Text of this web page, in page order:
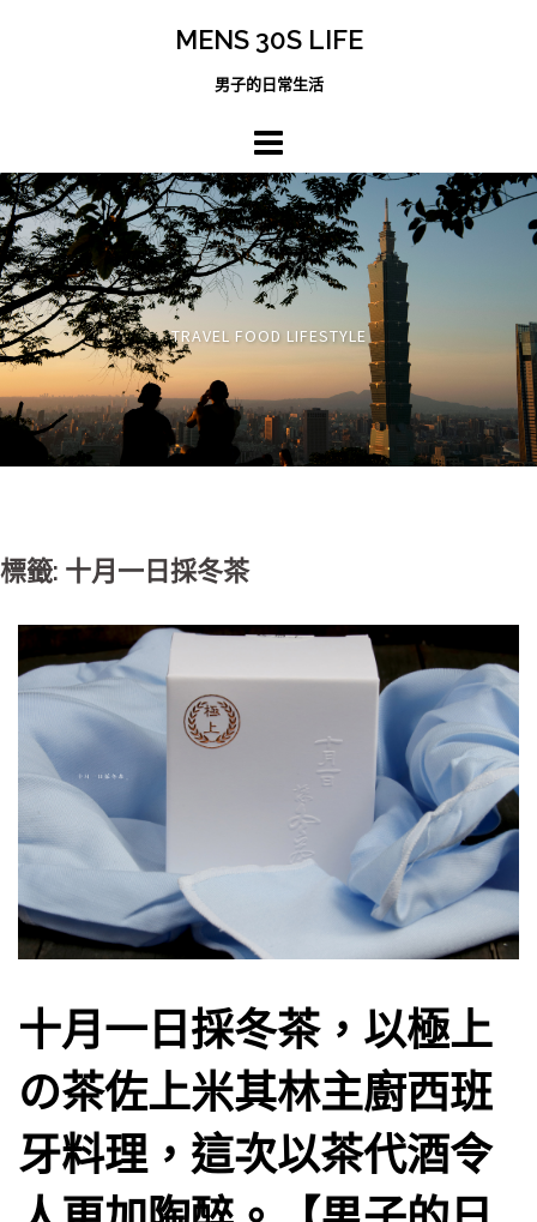
MENS 30S LIFE
男子的日常生活
TRAVEL FOOD LIFESTYLE
標籤: 十月一日採冬茶
十月一日採冬茶，以極上
の茶佐上米其林主廚西班
牙料理，這次以茶代酒令